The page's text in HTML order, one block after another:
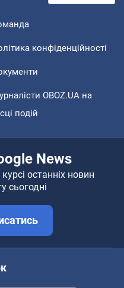
конфіденційності
OBOZ.UA на
подій
News
останніх новин
сьогодні